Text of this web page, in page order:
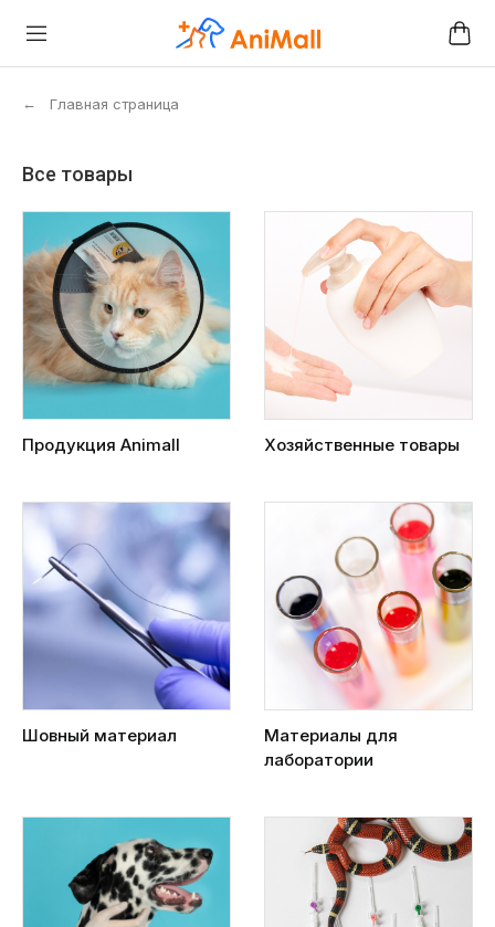
← Главная страница
Все товары
Продукция Animall Хозяйственные товары
Шовный материал
Материалы для
лаборатории